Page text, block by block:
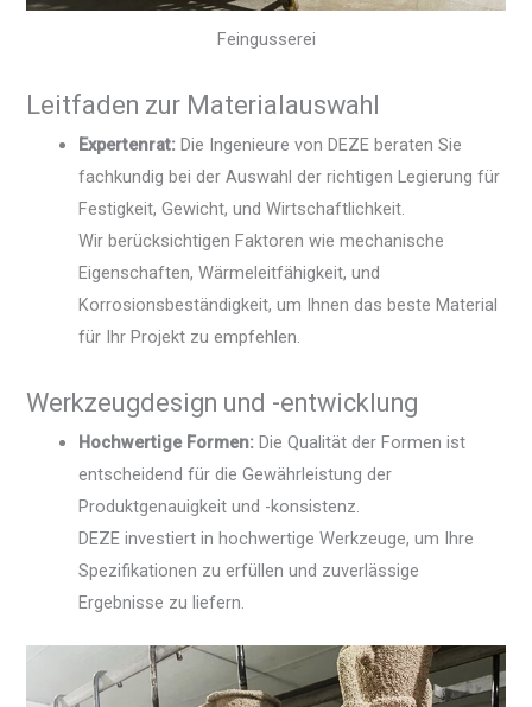
Feingusserei
Leitfaden zur Materialauswahl
Expertenrat: Die Ingenieure von DEZE beraten Sie
fachkundig bei der Auswahl der richtigen Legierung für
Festigkeit, Gewicht, und Wirtschaftlichkeit.
Wir berücksichtigen Faktoren wie mechanische
Eigenschaften, Wärmeleitfähigkeit, und
Korrosionsbeständigkeit, um Ihnen das beste Material
für Ihr Projekt zu empfehlen.
Werkzeugdesign und -entwicklung
Hochwertige Formen: Die Qualität der Formen ist
entscheidend für die Gewährleistung der
Produktgenauigkeit und -konsistenz.
DEZE investiert in hochwertige Werkzeuge, um Ihre
Spezifikationen zu erfüllen und zuverlässige
Ergebnisse zu liefern.